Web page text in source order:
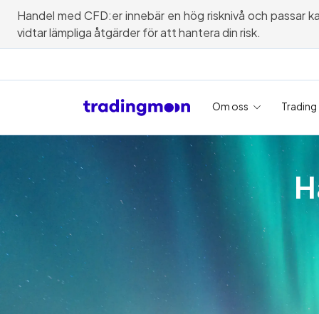
Handel med CFD:er innebär en hög risknivå och
vidtar lämpliga åtgärder för att hantera din risk.
Om oss Trading